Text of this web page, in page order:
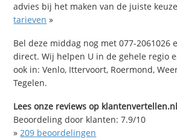
advies bij het maken van de juiste
tarieven »
Bel deze middag nog met 077-2061026
direct. Wij helpen U in de gehele regio
ook in: Venlo, Ittervoort, Roermond,
Tegelen.
Lees onze reviews op
Beoordeling door klanten:7.9/10
» 209 beoordelingen